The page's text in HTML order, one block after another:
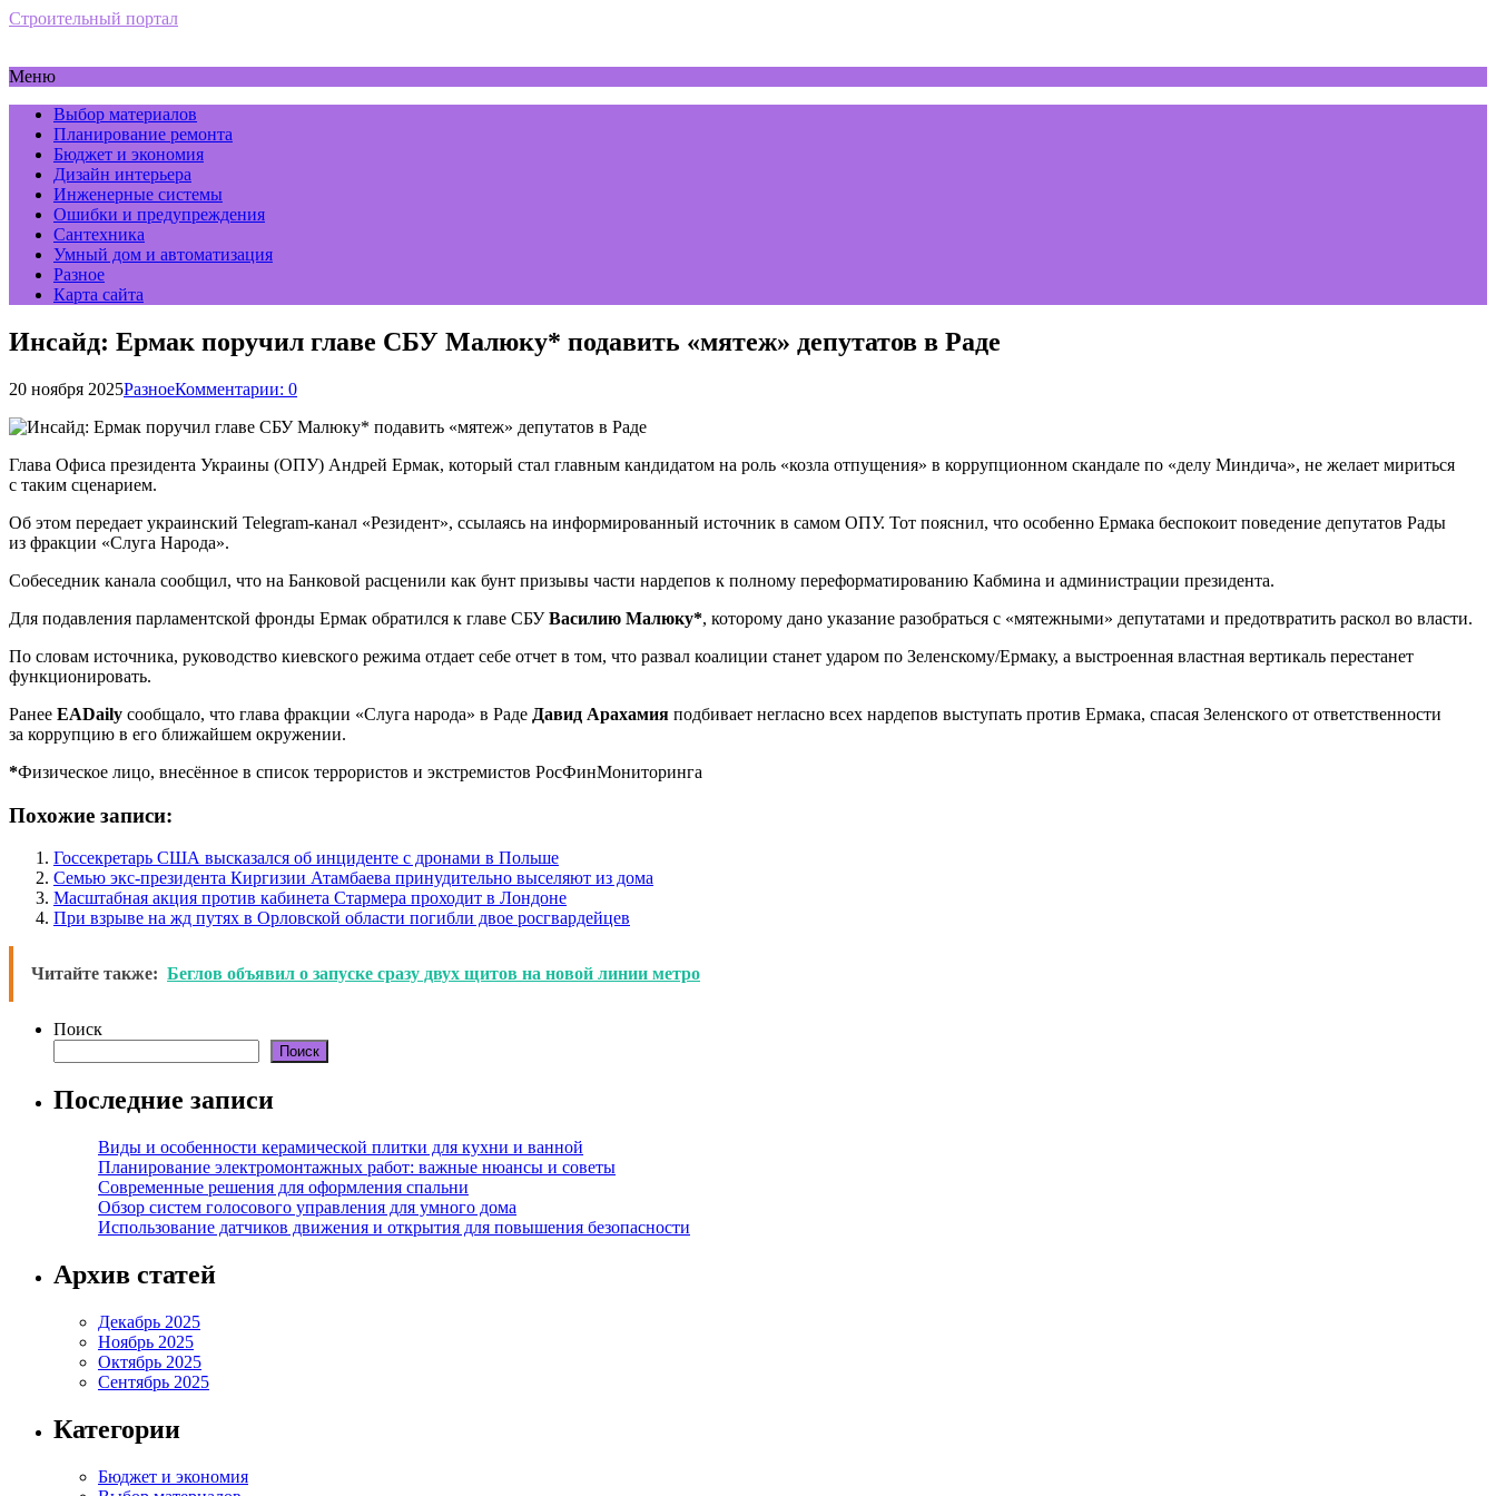
Строительный портал
Меню
Выбор материалов
Планирование ремонта
Бюджет и экономия
Дизайн интерьера
Инженерные системы
Ошибки и предупреждения
Сантехника
Умный дом и автоматизация
Разное
Карта сайта
Инсайд: Ермак поручил главе СБУ Малюку* подавить «мятеж» депутатов в Раде
20 ноября 2025РазноеКомментарии: 0
Глава Офиса президента Украины (ОПУ) Андрей Ермак, который стал главным кандидатом на роль «козла отпущения» в коррупционном скандале по «делу Миндича», не желает мириться
с таким сценарием.
Об этом передает украинский Telegram-канал «Резидент», ссылаясь на информированный источник в самом ОПУ. Тот пояснил, что особенно Ермака беспокоит поведение депутатов Рады
из фракции «Слуга Народа».
Собеседник канала сообщил, что на Банковой расценили как бунт призывы части нардепов к полному переформатированию Кабмина и администрации президента.
Для подавления парламентской фронды Ермак обратился к главе СБУВасилию Малюку*, которому дано указание разобраться с «мятежными» депутатами и предотвратить раскол во власти.
По словам источника, руководство киевского режима отдает себе отчет в том, что развал коалиции станет ударом по Зеленскому/Ермаку, а выстроенная властная вертикаль перестанет
функционировать.
Ранее EADaily сообщало, что глава фракции «Слуга народа» в Раде Давид Арахамия подбивает негласно всех нардепов выступать против Ермака, спасая Зеленского от ответственности
за коррупцию в его ближайшем окружении.
*Физическое лицо, внесённое в список террористов и экстремистов РосФинМониторинга
Похожие записи:
Госсекретарь США высказался об инциденте с дронами в Польше
Семью экс-президента Киргизии Атамбаева принудительно выселяют из дома
Масштабная акция против кабинета Стармера проходит в Лондоне
При взрыве на жд путях в Орловской области погибли двое росгвардейцев
Читайте также: Беглов объявил о запуске сразу двух щитов на новой линии метро
Поиск
Поиск
Последние записи
Виды и особенности керамической плитки для кухни и ванной
Планирование электромонтажных работ: важные нюансы и советы
Современные решения для оформления спальни
Обзор систем голосового управления для умного дома
Использование датчиков движения и открытия для повышения безопасности
Архив статей
Декабрь 2025
Ноябрь 2025
Октябрь 2025
Сентябрь 2025
Категории
Бюджет и экономия